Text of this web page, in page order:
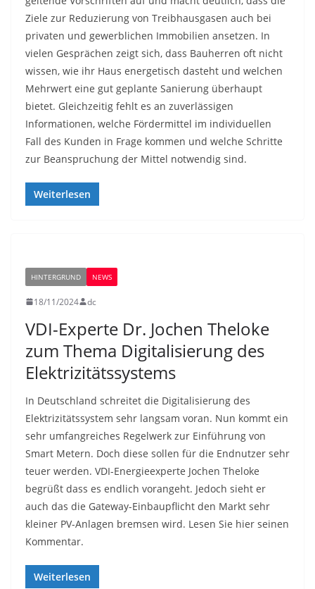
Ziele zur Reduzierung von Treibhausgasen auch bei
privaten und gewerblichen Immobilien ansetzen. In
vielen Gesprächen zeigt sich, dass Bauherren oft nicht
wissen, wie ihr Haus energetisch dasteht und welchen
Mehrwert eine gut geplante Sanierung überhaupt
bietet. Gleichzeitig fehlt es an zuverlässigen
Informationen, welche Fördermittel im individuellen
Fall des Kunden in Frage kommen und welche Schritte
zur Beanspruchung der Mittel notwendig sind.
Weiterlesen
HINTERGRUND NEWS
18/11/2024 dc
VDI-Experte Dr. Jochen Theloke
zum Thema Digitalisierung des
Elektrizitätssystems
In Deutschland schreitet die Digitalisierung des
Elektrizitätssystem sehr langsam voran. Nun kommt ein
sehr umfangreiches Regelwerk zur Einführung von
Smart Metern. Doch diese sollen für die Endnutzer sehr
teuer werden. VDI-Energieexperte Jochen Theloke
begrüßt dass es endlich vorangeht. Jedoch sieht er
auch das die Gateway-Einbaupflicht den Markt sehr
kleiner PV-Anlagen bremsen wird. Lesen Sie hier seinen
Kommentar.
Weiterlesen